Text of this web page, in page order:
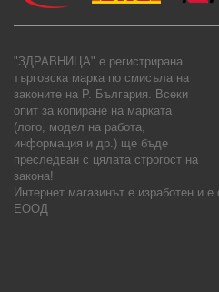
"ЗДРАВНИЦА" е регистрирана
търговска марка по смисъла на
законите на Р. България. Всеки
опит за копиране на марката
(лого, модел на работа,
информация и др.) ще бъде
преследван с цялата строгост на
закона!
Интернет магазинът е изработен и е
ЕООД